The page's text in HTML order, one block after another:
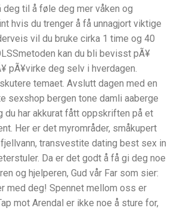
deg til å føle deg mer våken og
hvis du trenger å få unnagjort viktige
vil du bruke cirka 1 time og 40
kan du bli bevisst pÃ¥
pÃ¥virke deg selv i hverdagen.
temaet. Avslutt dagen med en
sexshop bergen tone damli aaberge
du har akkurat fått oppskriften på et
Her er det myrområder, småkupert
transvestite dating best sex in
Da er det godt å få gi deg noe
og hjelperen, Gud vår Far som sier:
med deg! Spennet mellom oss er
mot Arendal er ikke noe å sture for,